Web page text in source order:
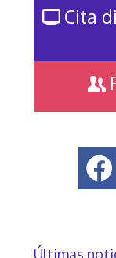
Cita
Últimas